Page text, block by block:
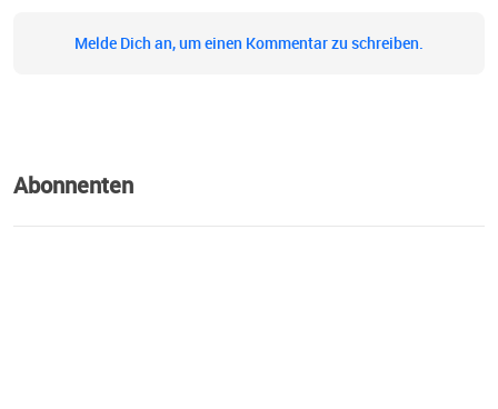
Melde Dich an, um einen Kommentar zu schreiben.
Abonnenten